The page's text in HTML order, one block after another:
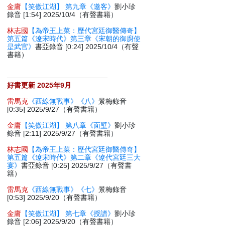
金庸 【笑傲江湖】 第九章《邀客》劉小珍
錄音 [1:54] 2025/10/4（有聲書籍）
林志國
【為帝王上菜：歷代宮廷御醫傳奇】
第五篇《遼宋時代》第三章《宋朝的御廚使
是武官》書亞錄音 [0:24] 2025/10/4（有聲
書籍）
好書更新 2025年9月
雷馬克 《西線無戰事》《八》景梅錄音
[0:35] 2025/9/27（有聲書籍）
金庸 【笑傲江湖】 第八章《面壁》劉小珍
錄音 [2:11] 2025/9/27（有聲書籍）
林志國
【為帝王上菜：歷代宮廷御醫傳奇】
第五篇《遼宋時代》第二章《遼代宮廷三大
宴》書亞錄音 [0:25] 2025/9/27（有聲書
籍）
雷馬克 《西線無戰事》《七》景梅錄音
[0:53] 2025/9/20（有聲書籍）
金庸 【笑傲江湖】 第七章《授譜》劉小珍
錄音 [2:06] 2025/9/20（有聲書籍）